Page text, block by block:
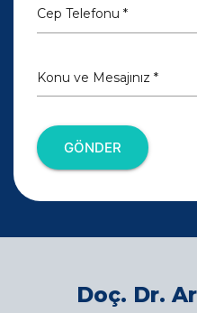
Cep Telefonu *
Konu ve Mesajınız *
GÖNDER
Doç. Dr.